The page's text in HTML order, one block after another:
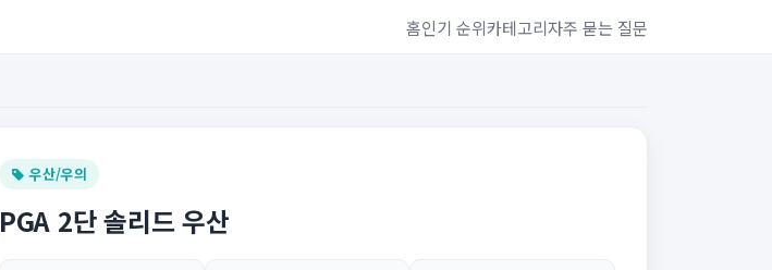
홈인기 순위카테고리자주 묻는 질문
우산/우의
PGA 2단 솔리드 우산